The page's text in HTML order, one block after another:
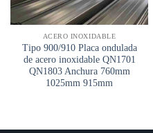
ACERO INOXIDABLE
Tipo 900/910 Placa ondulada
de acero inoxidable QN1701
QN1803 Anchura 760mm
1025mm 915mm